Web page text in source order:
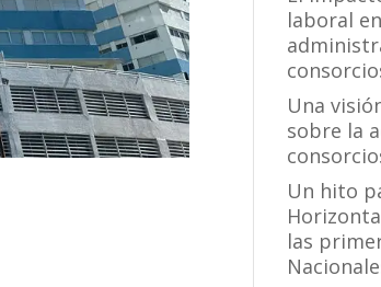
laboral
Una
sobre la
Un hito
las